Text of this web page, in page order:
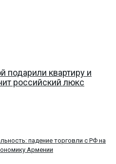
подарили квартиру и
российский люкс
падение торговли с РФ на
Армении